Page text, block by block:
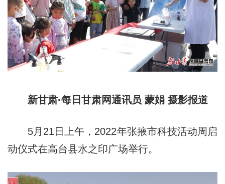
新甘肃·每日甘肃网通讯员 蒙娟 摄影报道
5月21日上午，2022年张掖市科技活动周启
动仪式在高台县水之印广场举行。